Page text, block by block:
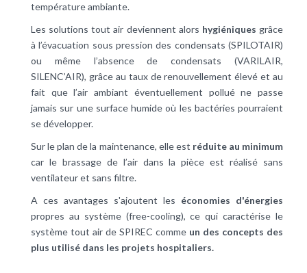
température ambiante.
Les solutions tout air deviennent alors hygiéniques grâce
à l’évacuation sous pression des condensats (SPILOTAIR)
ou même l’absence de condensats (VARILAIR,
SILENC’AIR), grâce au taux de renouvellement élevé et au
fait que l’air ambiant éventuellement pollué ne passe
jamais sur une surface humide où les bactéries pourraient
se développer.
Sur le plan de la maintenance, elle est réduite au minimum
car le brassage de l’air dans la pièce est réalisé sans
ventilateur et sans filtre.
A ces avantages s'ajoutent les économies d'énergies
propres au système (free-cooling), ce qui caractérise le
système tout air de SPIREC comme un des concepts des
plus utilisé dans les projets hospitaliers.